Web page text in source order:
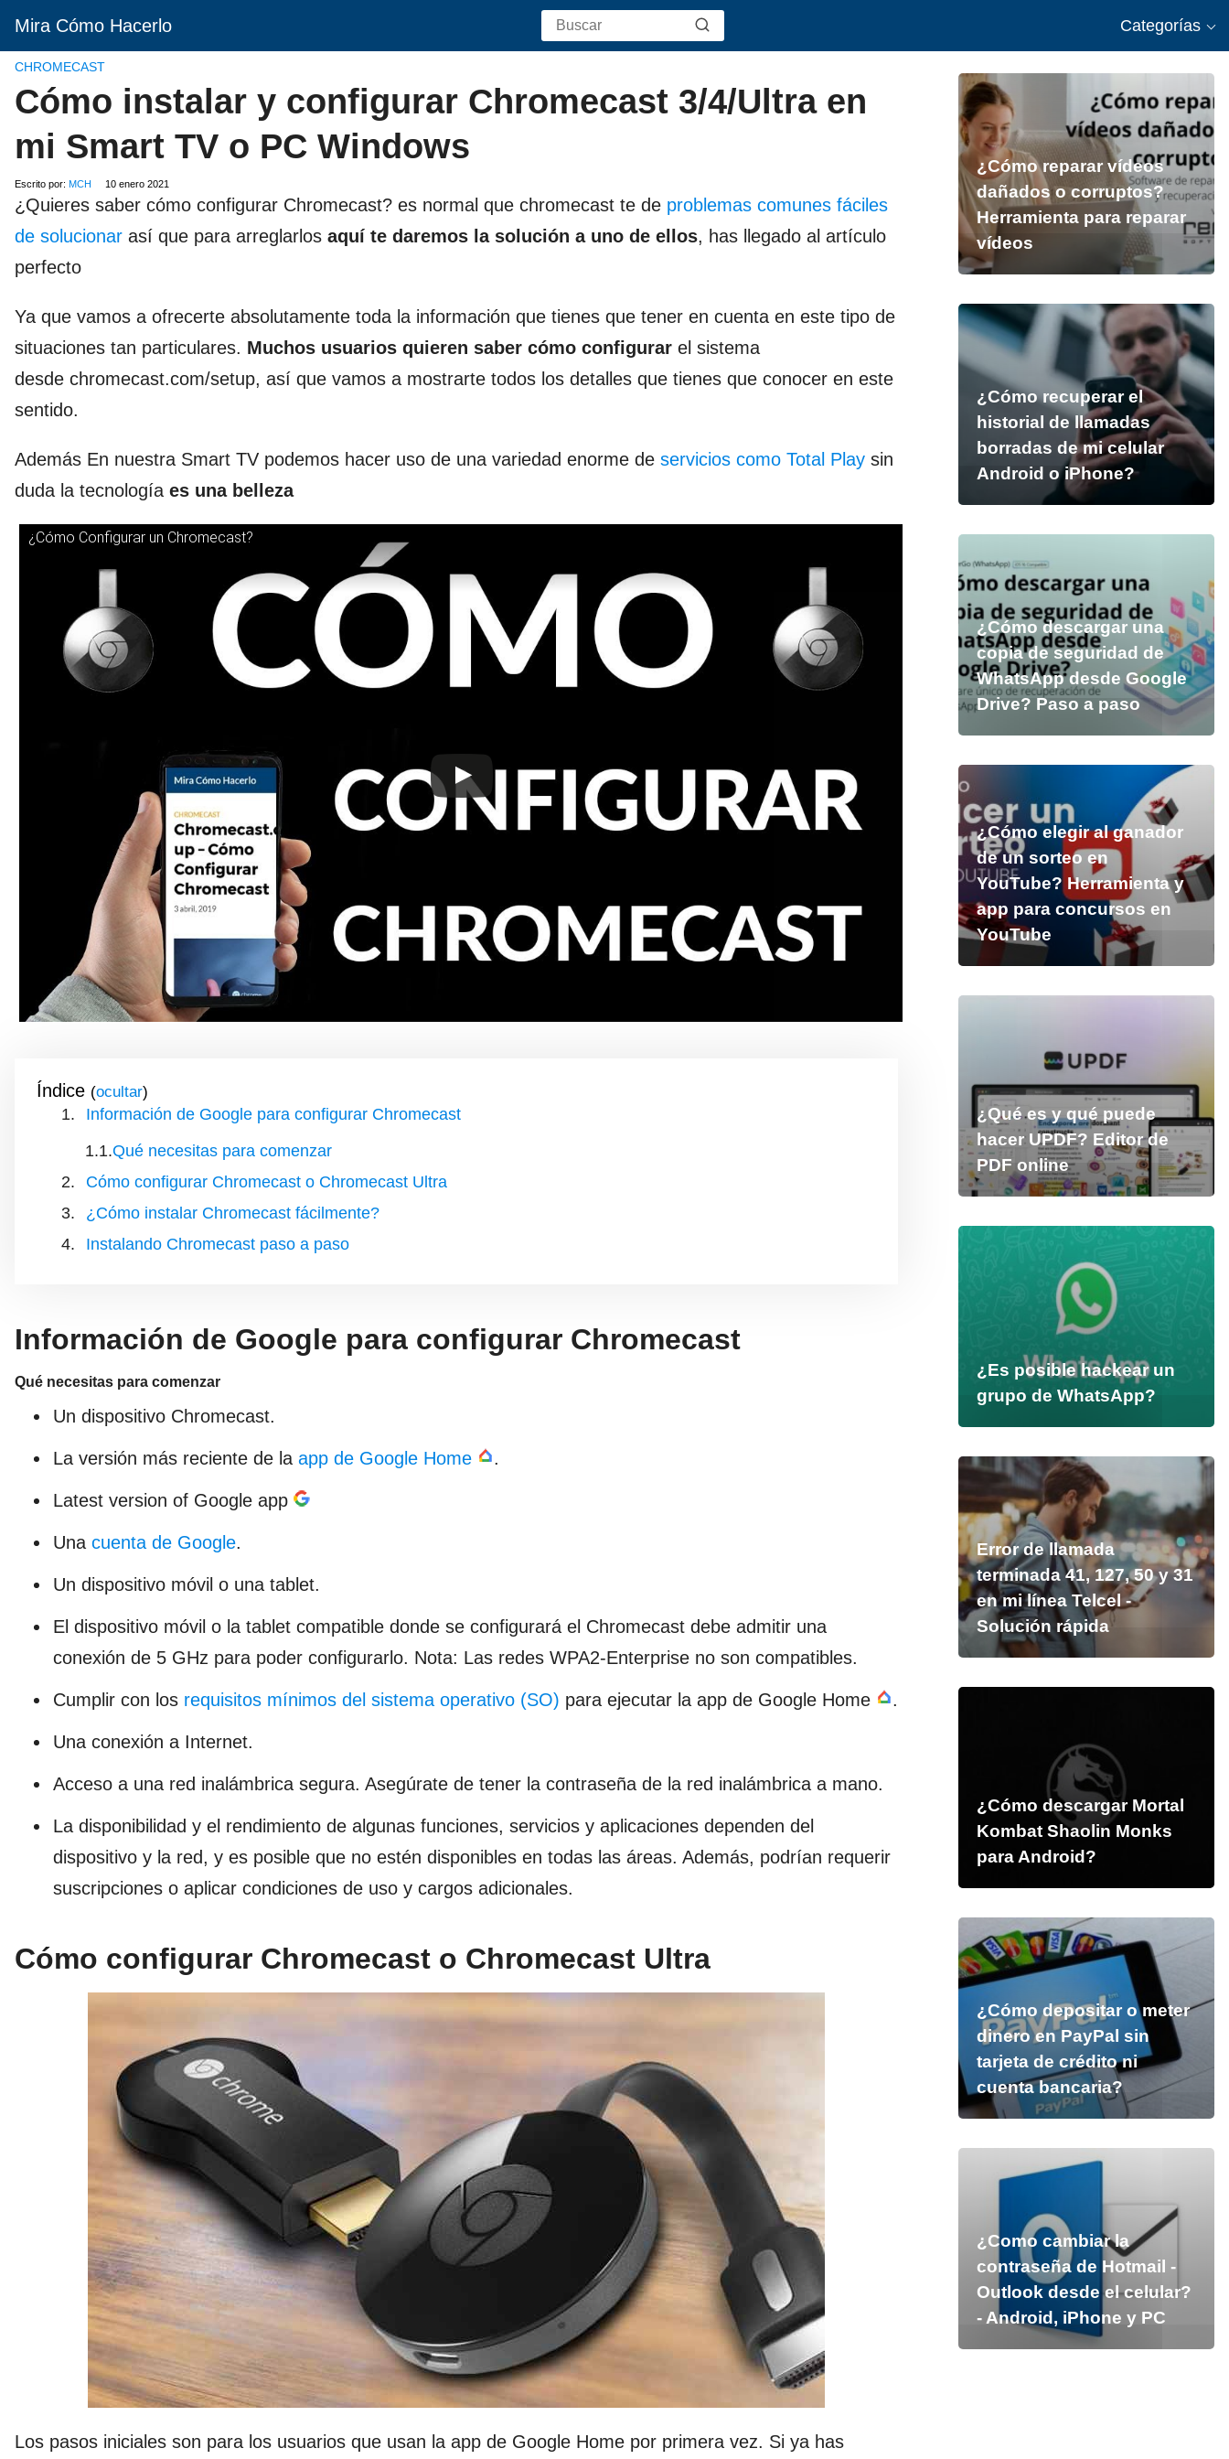
Mira Cómo Hacerlo Categorías
CHROMECAST
Cómo instalar y configurar Chromecast 3/4/Ultra en
mi Smart TV o PC Windows
Escrito por: MCH 10 enero 2021
¿Quieres saber cómo configurar Chromecast? es normal que chromecast te de problemas comunes fáciles
de solucionar así que para arreglarlos aquí te daremos la solución a uno de ellos, has llegado al artículo
perfecto
Ya que vamos a ofrecerte absolutamente toda la información que tienes que tener en cuenta en este tipo de
situaciones tan particulares. Muchos usuarios quieren saber cómo configurar el sistema
desde chromecast.com/setup, así que vamos a mostrarte todos los detalles que tienes que conocer en este
sentido.
Además En nuestra Smart TV podemos hacer uso de una variedad enorme de servicios como Total Play sin
duda la tecnología es una belleza
¿Cómo Configurar un Chromecast?
Índice ( )
Información de Google para configurar Chromecast
Qué necesitas para comenzar
Cómo configurar Chromecast o Chromecast Ultra
¿Cómo instalar Chromecast fácilmente?
Instalando Chromecast paso a paso
Información de Google para configurar Chromecast
Qué necesitas para comenzar
Un dispositivo Chromecast.
La versión más reciente de la app de Google Home .
Latest version of Google app
Una cuenta de Google.
Un dispositivo móvil o una tablet.
El dispositivo móvil o la tablet compatible donde se configurará el Chromecast debe admitir una
conexión de 5 GHz para poder configurarlo. Nota: Las redes WPA2-Enterprise no son compatibles.
Cumplir con los requisitos mínimos del sistema operativo (SO) para ejecutar la app de Google Home .
Una conexión a Internet.
Acceso a una red inalámbrica segura. Asegúrate de tener la contraseña de la red inalámbrica a mano.
La disponibilidad y el rendimiento de algunas funciones, servicios y aplicaciones dependen del
dispositivo y la red, y es posible que no estén disponibles en todas las áreas. Además, podrían requerir
suscripciones o aplicar condiciones de uso y cargos adicionales.
Cómo configurar Chromecast o Chromecast Ultra
Los pasos iniciales son para los usuarios que usan la app de Google Home por primera vez. Si ya has
¿Cómo reparar vídeos
dañados o corruptos?
Herramienta para reparar
vídeos
¿Cómo recuperar el
historial de llamadas
borradas de mi celular
Android o iPhone?
¿Cómo descargar una
copia de seguridad de
WhatsApp desde Google
Drive? Paso a paso
¿Cómo elegir al ganador
de un sorteo en
YouTube? Herramienta y
app para concursos en
YouTube
¿Qué es y qué puede
hacer UPDF? Editor de
PDF online
¿Es posible hackear un
grupo de WhatsApp?
Error de llamada
terminada 41, 127, 50 y 31
en mi línea Telcel -
Solución rápida
¿Cómo descargar Mortal
Kombat Shaolin Monks
para Android?
¿Cómo depositar o meter
dinero en PayPal sin
tarjeta de crédito ni
cuenta bancaria?
¿Como cambiar la
contraseña de Hotmail -
Outlook desde el celular?
- Android, iPhone y PC